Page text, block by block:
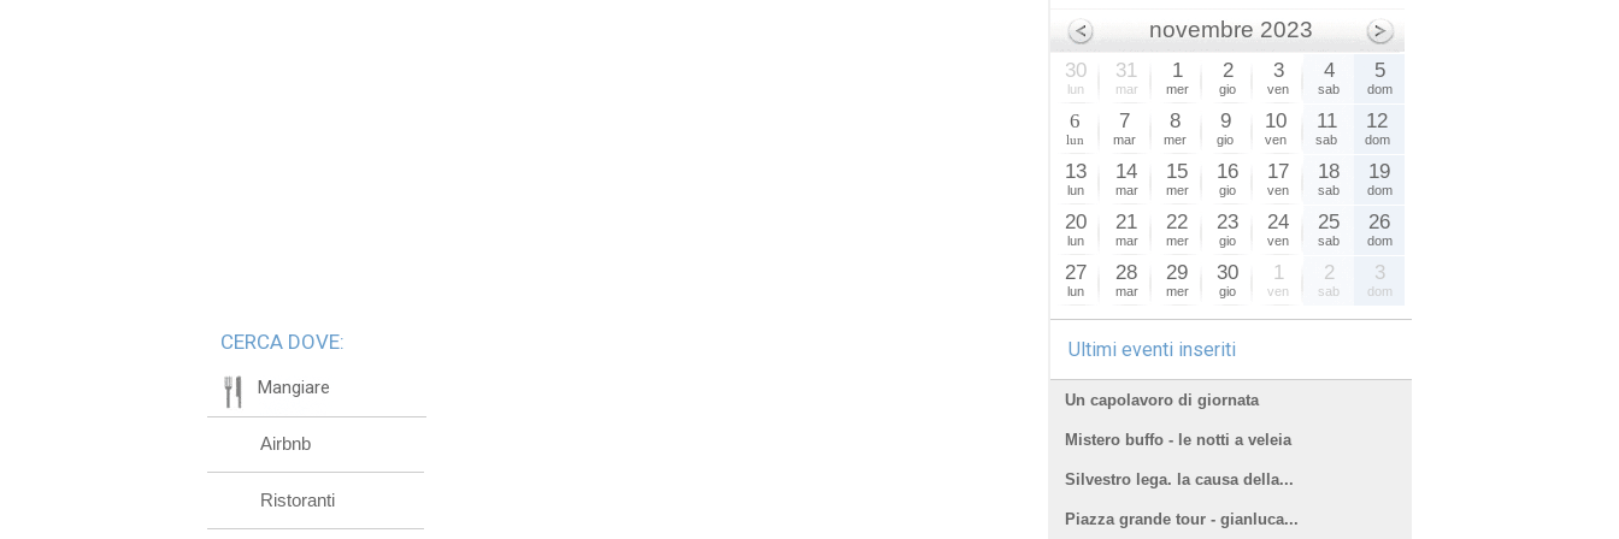
CERCA DOVE:
Mangiare
Airbnb
Ristoranti
novembre 2023
30
lun
31
mar
1
mer
2
gio
3
ven
4
sab
5
dom
6
lun
7
mar
8
mer
9
gio
10
ven
11
sab
12
dom
13
lun
14
mar
15
mer
16
gio
17
ven
18
sab
19
dom
20
lun
21
mar
22
mer
23
gio
24
ven
25
sab
26
dom
27
lun
28
mar
29
mer
30
gio
1
ven
2
sab
3
dom
Ultimi eventi inseriti
Un capolavoro di giornata
Mistero buffo - le notti a veleia
Silvestro lega. la causa della...
Piazza grande tour - gianluca...